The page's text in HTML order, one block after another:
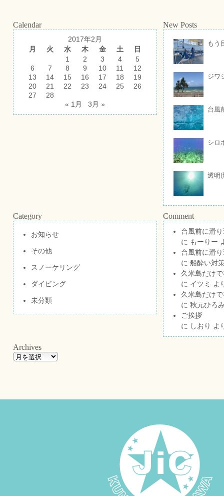
Calendar
2017年2月
月
火 水 木 金 土
日
1
2 3 4
5
6
7 8 9 10 11
12
13
14 15 16 17 18
19
20
21 22 23 24 25
26
27
28
« 1月
3月 »
New Posts
もう
ジワ
台風
シロ
透明
Category
お知らせ
その他
スノーケリング
ダイビング
未分類
Comment
台風前に滑
に もーりー
台風前に滑
に 船酔い対
久米島だけ
に イツミ よ
久米島だけ
に 秋元ひろ
ご挨拶
に しおり よ
Archives